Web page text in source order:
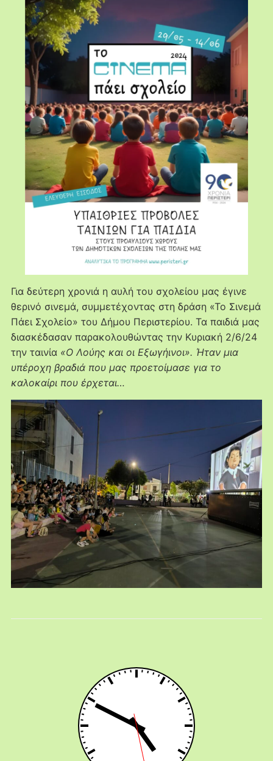
Για δεύτερη χρονιά η αυλή του σχολείου μας έγινε
θερινό σινεμά, συμμετέχοντας στη δράση «Το Σινεμά
Πάει Σχολείο» του Δήμου Περιστερίου. Τα παιδιά μας
διασκέδασαν παρακολουθώντας την Κυριακή 2/6/24
την ταινία «Ο Λούης και οι Εξωγήινοι». Ήταν μια
υπέροχη βραδιά που μας προετοίμασε για το
καλοκαίρι που έρχεται…